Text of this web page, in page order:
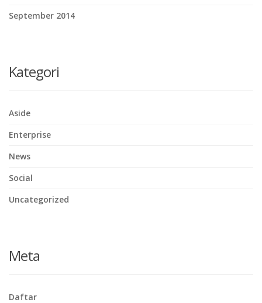
September 2014
Kategori
Aside
Enterprise
News
Social
Uncategorized
Meta
Daftar